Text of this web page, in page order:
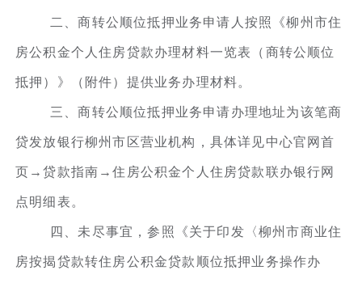
二、商转公顺位抵押业务申请人按照《柳州市住
房公积金个人住房贷款办理材料一览表（商转公顺位
抵押）》（附件）提供业务办理材料。
三、商转公顺位抵押业务申请办理地址为该笔商
贷发放银行柳州市区营业机构，具体详见中心官网首
页→贷款指南→住房公积金个人住房贷款联办银行网
点明细表。
四、未尽事宜，参照《关于印发〈柳州市商业住
房按揭贷款转住房公积金贷款顺位抵押业务操作办